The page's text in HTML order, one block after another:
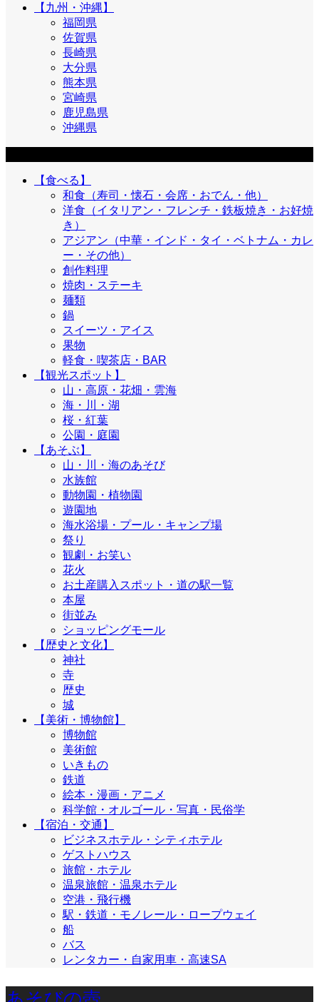
【九州・沖縄】
福岡県
佐賀県
長崎県
大分県
熊本県
宮崎県
鹿児島県
沖縄県
【食べる】
和食（寿司・懐石・会席・おでん・他）
洋食（イタリアン・フレンチ・鉄板焼き・お好焼
き）
アジアン（中華・インド・タイ・ベトナム・カレ
ー・その他）
創作料理
焼肉・ステーキ
麺類
鍋
スイーツ・アイス
果物
軽食・喫茶店・BAR
【観光スポット】
山・高原・花畑・雲海
海・川・湖
桜・紅葉
公園・庭園
【あそぶ】
山・川・海のあそび
水族館
動物園・植物園
遊園地
海水浴場・プール・キャンプ場
祭り
観劇・お笑い
花火
お土産購入スポット・道の駅一覧
本屋
街並み
ショッピングモール
【歴史と文化】
神社
寺
歴史
城
【美術・博物館】
博物館
美術館
いきもの
鉄道
絵本・漫画・アニメ
科学館・オルゴール・写真・民俗学
【宿泊・交通】
ビジネスホテル・シティホテル
ゲストハウス
旅館・ホテル
温泉旅館・温泉ホテル
空港・飛行機
駅・鉄道・モノレール・ロープウェイ
船
バス
レンタカー・自家用車・高速SA